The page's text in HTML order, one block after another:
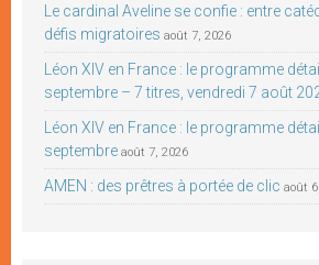
Le cardinal Aveline se confie : entre
défis migratoires août 7, 2026
Léon XIV en France : le programme
septembre – 7 titres, vendredi 7 août
Léon XIV en France : le programme
septembre août 7, 2026
AMEN : des prêtres à portée de clic août